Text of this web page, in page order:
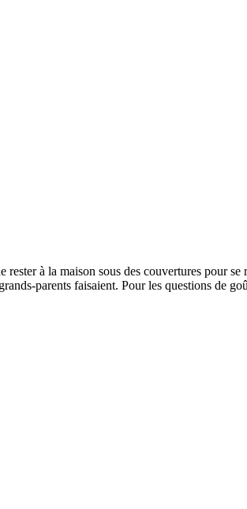
à la maison sous des couvertures pour
parents faisaient. Pour les questions de